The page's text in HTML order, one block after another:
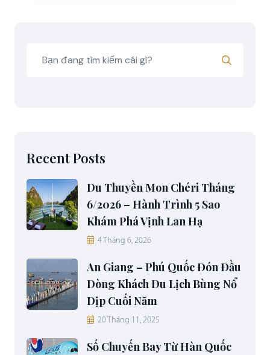
Recent Posts
Du Thuyền Mon Chéri Tháng
6/2026 – Hành Trình 5 Sao
Khám Phá Vịnh Lan Hạ
4 Tháng 6, 2026
An Giang – Phú Quốc Đón Đầu
Dòng Khách Du Lịch Bùng Nổ
Dịp Cuối Năm
20 Tháng 11, 2025
Số Chuyến Bay Từ Hàn Quốc